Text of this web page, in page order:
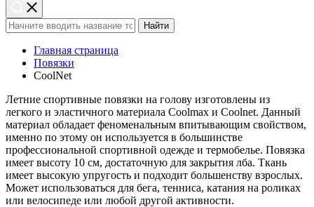
Найти
Главная страница
Повязки
CoolNet
Летние спортивные повязки на голову изготовлены из
легкого и эластичного материала Coolmax и Coolnet. Данный
материал обладает феноменальным впитывающим свойством,
именно по этому он используется в большинстве
профессиональной спортивной одежде и термобелье. Повязка
имеет высоту 10 см, достаточную для закрытия лба. Ткань
имеет высокую упругость и подходит большенству взрослых.
Может использоваться для бега, тенниса, катания на роликах
или велосипеде или любой другой активности.